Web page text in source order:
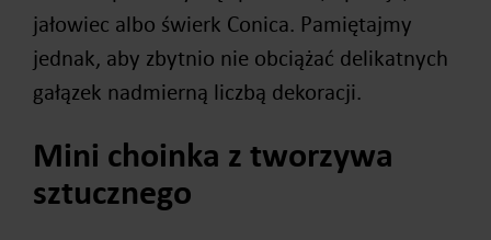
jałowiec albo świerk Conica. Pamiętajmy
jednak, aby zbytnio nie obciążać delikatnych
gałązek nadmierną liczbą dekoracji.
Mini choinka z tworzywa
sztucznego